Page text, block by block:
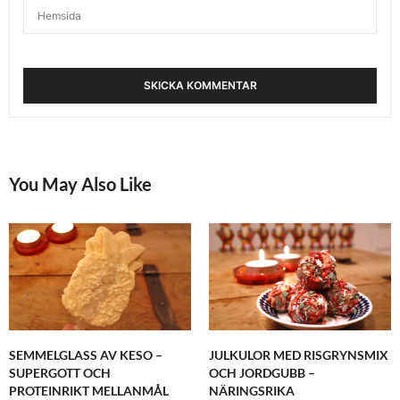
produkter vi inte tänker på så då är väl det
enklaste att undvika halvfabrikat och
KAJSA SKRIVER:
JANUARI 20, 2016 KL. 12:17 E M
Hej,
Vilken BCAA sort rekomenderar du när det gäller
innehåll och smak? Jag har provat några som
smakar riktigt slibbigt :/
//Kajsa
ANNA - TREND O TRÄNING SKRIVER:
Kajsa – den jag länkade till i det här inlägget (från
You May Also Like
SEMMELGLASS AV KESO –
SUPERGOTT OCH
PROTEINRIKT MELLANMÅL
JULKULOR MED RISGRYNSMIX
OCH JORDGUBB –
NÄRINGSRIKA